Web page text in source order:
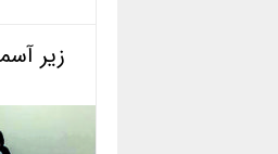
زیر